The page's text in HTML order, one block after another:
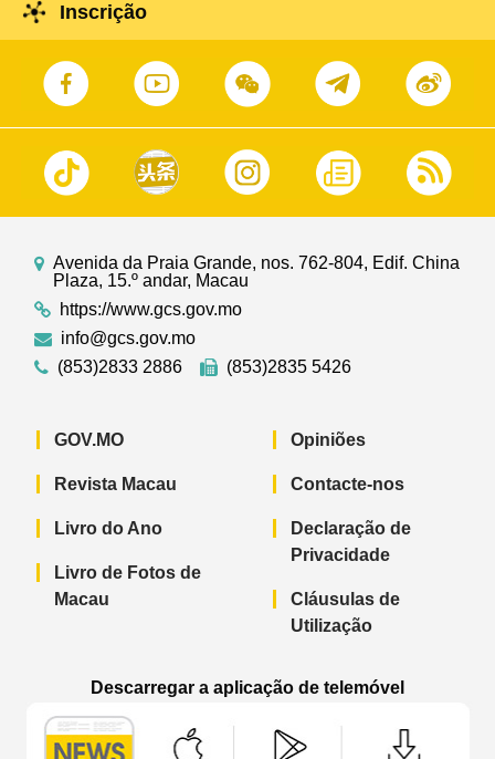
Inscrição
Avenida da Praia Grande, nos. 762-804, Edif. China
Plaza, 15.º andar, Macau
https://www.gcs.gov.mo
info@gcs.gov.mo
(853)2833 2886
(853)2835 5426
GOV.MO
Revista Macau
Livro do Ano
Livro de Fotos de
Macau
Opiniões
Contacte-nos
Declaração de
Privacidade
Cláusulas de
Utilização
Descarregar a aplicação de telemóvel